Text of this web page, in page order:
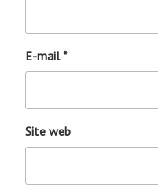
E-mail*
Site web